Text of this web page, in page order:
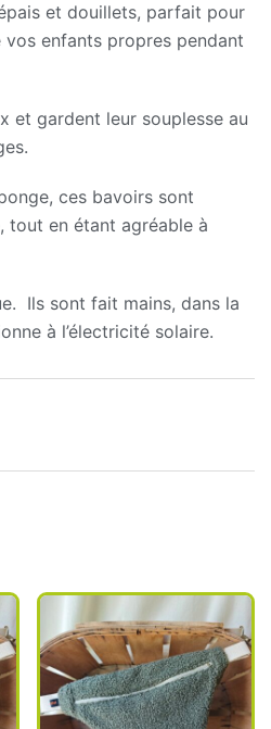
et douillets, parfait pour
enfants propres pendant
et gardent leur souplesse au
ces bavoirs sont
en étant agréable à
Ils sont fait mains, dans la
à l’électricité solaire.